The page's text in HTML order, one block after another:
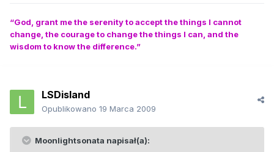
“God, grant me the serenity to accept the things I cannot
change, the courage to change the things I can, and the
wisdom to know the difference.”
LSDisland
Opublikowano 19 Marca 2009
Moonlightsonata napisał(a):